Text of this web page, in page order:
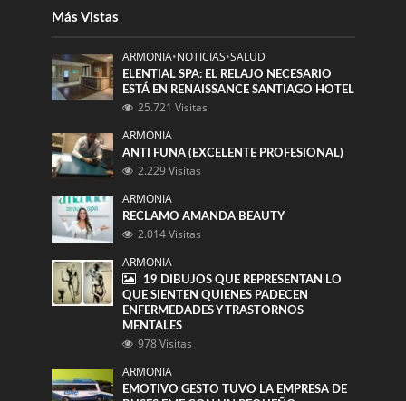
Más Vistas
ARMONIA•NOTICIAS•SALUD
ELENTIAL SPA: EL RELAJO NECESARIO
ESTÁ EN RENAISSANCE SANTIAGO HOTEL
25.721 Visitas
ARMONIA
ANTI FUNA (EXCELENTE PROFESIONAL)
2.229 Visitas
ARMONIA
RECLAMO AMANDA BEAUTY
2.014 Visitas
ARMONIA
19 DIBUJOS QUE REPRESENTAN LO
QUE SIENTEN QUIENES PADECEN
ENFERMEDADES Y TRASTORNOS
MENTALES
978 Visitas
ARMONIA
EMOTIVO GESTO TUVO LA EMPRESA DE